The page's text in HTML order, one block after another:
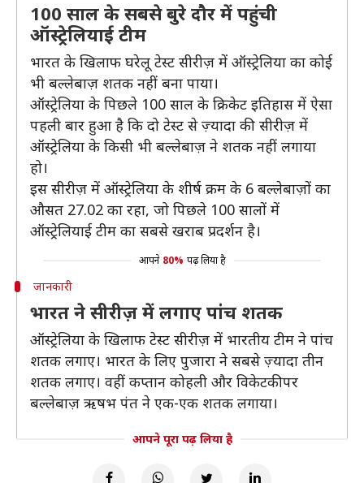
100 साल के सबसे बुरे दौर में पहुंची
ऑस्ट्रेलियाई टीम
भारत के खिलाफ घरेलू टेस्ट सीरीज़ में ऑस्ट्रेलिया का कोई
भी बल्लेबाज़ शतक नहीं बना पाया।
ऑस्ट्रेलिया के पिछले 100 साल के क्रिकेट इतिहास में ऐसा
पहली बार हुआ है कि दो टेस्ट से ज़्यादा की सीरीज़ में
ऑस्ट्रेलिया के किसी भी बल्लेबाज़ ने शतक नहीं लगाया
हो।
इस सीरीज़ में ऑस्ट्रेलिया के शीर्ष क्रम के 6 बल्लेबाज़ों का
औसत 27.02 का रहा, जो पिछले 100 सालों में
ऑस्ट्रेलियाई टीम का सबसे खराब प्रदर्शन है।
आपने 80% पढ़ लिया है
जानकारी
भारत ने सीरीज़ में लगाए पांच शतक
ऑस्ट्रेलिया के खिलाफ टेस्ट सीरीज़ में भारतीय टीम ने पांच
शतक लगाए। भारत के लिए पुजारा ने सबसे ज़्यादा तीन
शतक लगाए। वहीं कप्तान कोहली और विकेटकीपर
बल्लेबाज़ ऋषभ पंत ने एक-एक शतक लगाया।
आपने पूरा पढ़ लिया है